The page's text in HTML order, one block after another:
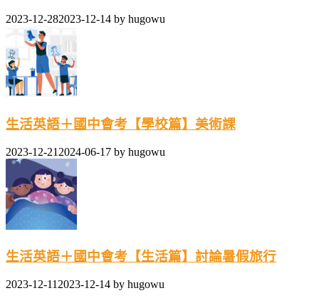
2023-12-282023-12-14 by hugowu
生活英語＋國中會考【學校篇】美術課
2023-12-21 2024-06-17 by hugowu
生活英語＋國中會考【生活篇】討論暑假旅行
2023-12-11 2023-12-14 by hugowu